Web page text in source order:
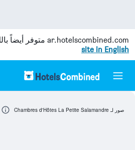
ar.hotelscombined.com متوفر أيضاً
site in English
صور لـ Chambres d'Hôtes La Petite Salamandre